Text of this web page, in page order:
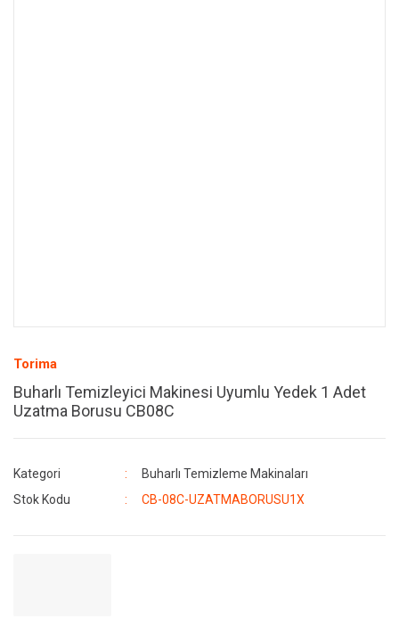
Torima
Buharlı Temizleyici Makinesi Uyumlu Yedek 1 Adet
Uzatma Borusu CB08C
Kategori
Buharlı Temizleme Makinaları
Stok Kodu
CB-08C-UZATMABORUSU1X